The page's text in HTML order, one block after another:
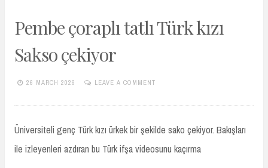
Pembe çoraplı tatlı Türk kızı
Sakso çekiyor
26 MARCH 2026
LEAVE A COMMENT
Üniversiteli genç Türk kızı ürkek bir şekilde sako çekiyor. Bakışları
ile izleyenleri azdıran bu Türk ifşa videosunu kaçırma